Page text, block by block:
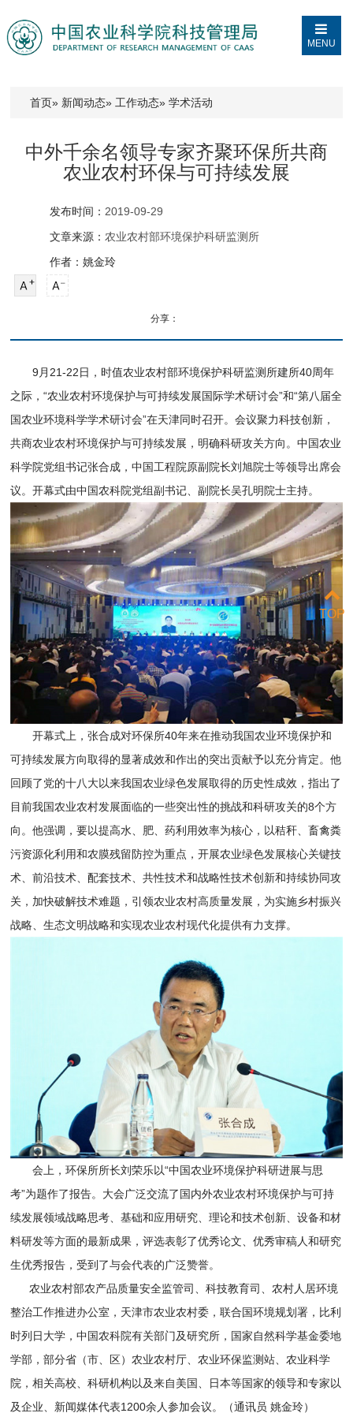
MENU
首页» 新闻动态» 工作动态» 学术活动
中外千余名领导专家齐聚环保所共商
农业农村环保与可持续发展
发布时间： 2019-09-29
文章来源： 农业农村部环境保护科研监测所
作者：姚金玲
分享：
9月21-22日，时值农业农村部环境保护科研监测所建所40周年
之际，“农业农村环境保护与可持续发展国际学术研讨会”和“第八届全
国农业环境科学学术研讨会”在天津同时召开。会议聚力科技创新，
共商农业农村环境保护与可持续发展，明确科研攻关方向。中国农业
科学院党组书记张合成，中国工程院原副院长刘旭院士等领导出席会
议。开幕式由中国农科院党组副书记、副院长吴孔明院士主持。
开幕式上，张合成对环保所40年来在推动我国农业环境保护和
可持续发展方向取得的显著成效和作出的突出贡献予以充分肯定。他
回顾了党的十八大以来我国农业绿色发展取得的历史性成效，指出了
目前我国农业农村发展面临的一些突出性的挑战和科研攻关的8个方
向。他强调，要以提高水、肥、药利用效率为核心，以秸秆、畜禽粪
污资源化利用和农膜残留防控为重点，开展农业绿色发展核心关键技
术、前沿技术、配套技术、共性技术和战略性技术创新和持续协同攻
关，加快破解技术难题，引领农业农村高质量发展，为实施乡村振兴
战略、生态文明战略和实现农业农村现代化提供有力支撑。
会上，环保所所长刘荣乐以“中国农业环境保护科研进展与思
考”为题作了报告。大会广泛交流了国内外农业农村环境保护与可持
续发展领域战略思考、基础和应用研究、理论和技术创新、设备和材
料研发等方面的最新成果，评选表彰了优秀论文、优秀审稿人和研究
生优秀报告，受到了与会代表的广泛赞誉。
农业农村部农产品质量安全监管司、科技教育司、农村人居环境
整治工作推进办公室，天津市农业农村委，联合国环境规划署，比利
时列日大学，中国农科院有关部门及研究所，国家自然科学基金委地
学部，部分省（市、区）农业农村厅、农业环保监测站、农业科学
院，相关高校、科研机构以及来自美国、日本等国家的领导和专家以
及企业、新闻媒体代表1200余人参加会议。（通讯员 姚金玲）
TOP